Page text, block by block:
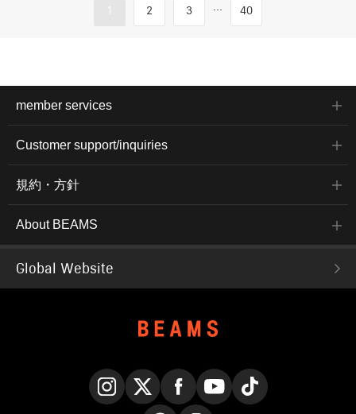
1 2 3 ... 40
member services
Customer support/inquiries
規約・方針
About BEAMS
Global Website